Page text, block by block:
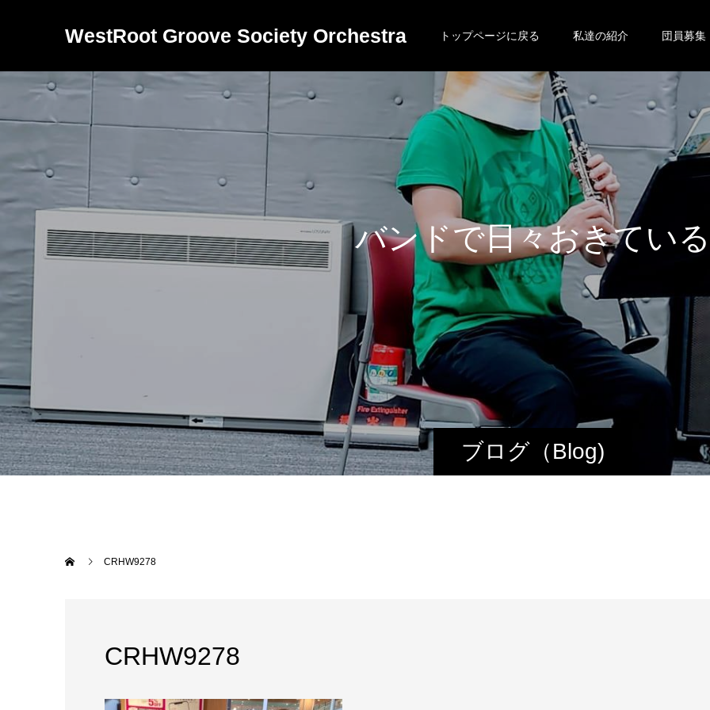
WestRoot Groove Society Orchestra トップページに戻る 私達の紹介 団員募集
ブログ（Blog)
バンド で日々おきている日常を
CRHW9278
CRHW9278